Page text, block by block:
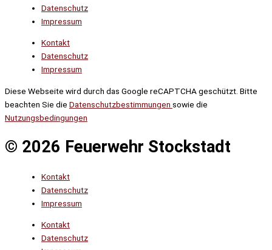
Datenschutz
Impressum
Kontakt
Datenschutz
Impressum
Diese Webseite wird durch das Google reCAPTCHA geschützt. Bitte
beachten Sie die Datenschutzbestimmungen sowie die
Nutzungsbedingungen
© 2026 Feuerwehr Stockstadt
Kontakt
Datenschutz
Impressum
Kontakt
Datenschutz